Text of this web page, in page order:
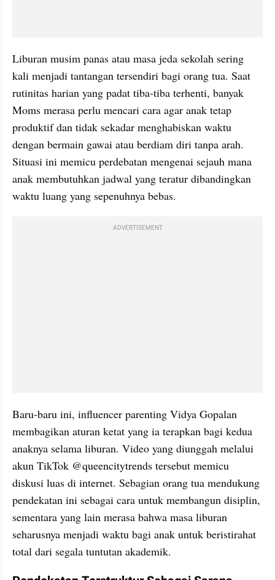
Liburan musim panas atau masa jeda sekolah sering
kali menjadi tantangan tersendiri bagi orang tua. Saat
rutinitas harian yang padat tiba-tiba terhenti, banyak
Moms merasa perlu mencari cara agar anak tetap
produktif dan tidak sekadar menghabiskan waktu
dengan bermain gawai atau berdiam diri tanpa arah.
Situasi ini memicu perdebatan mengenai sejauh mana
anak membutuhkan jadwal yang teratur dibandingkan
waktu luang yang sepenuhnya bebas.
ADVERTISEMENT
Baru-baru ini, influencer parenting Vidya Gopalan
membagikan aturan ketat yang ia terapkan bagi kedua
anaknya selama liburan. Video yang diunggah melalui
akun TikTok @queencitytrends tersebut memicu
diskusi luas di internet. Sebagian orang tua mendukung
pendekatan ini sebagai cara untuk membangun disiplin,
sementara yang lain merasa bahwa masa liburan
seharusnya menjadi waktu bagi anak untuk beristirahat
total dari segala tuntutan akademik.